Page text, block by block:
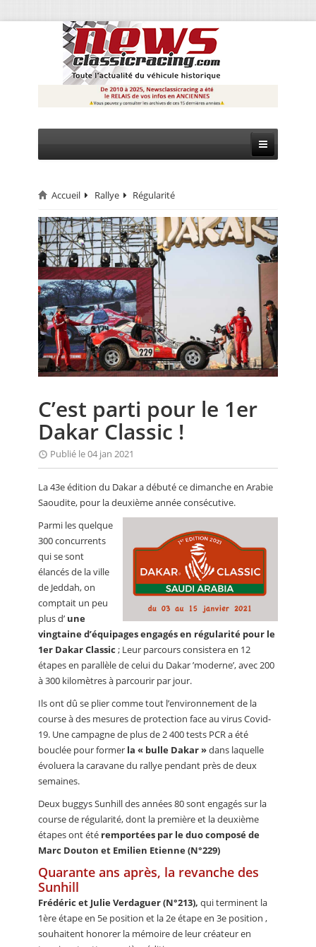
CIRCUIT
RALLYE
MONTAGNE
EVÈNEMENTS
CALENDRIER
FOCUS
ANNUAIRES
PETITES ANNONCES
Accueil Rallye Régularité
C’est parti pour le 1er
Dakar Classic !
Publié le 04 jan 2021
La 43e édition du Dakar a débuté ce dimanche en Arabie
Saoudite, pour la deuxième année consécutive.
Parmi les quelque
300 concurrents
qui se sont
élancés de la ville
de Jeddah, on
comptait un peu
plus d’ une
vingtaine d’équipages engagés en régularité pour le
1er Dakar Classic ; Leur parcours consistera en 12
étapes en parallèle de celui du Dakar ’moderne’, avec 200
à 300 kilomètres à parcourir par jour.
Ils ont dû se plier comme tout l’environnement de la
course à des mesures de protection face au virus Covid-
19. Une campagne de plus de 2 400 tests PCR a été
bouclée pour former la « bulle Dakar »dans laquelle
évoluera la caravane du rallye pendant près de deux
semaines.
Deux buggys Sunhill des années 80 sont engagés sur la
course de régularité, dont la première et la deuxième
étapes ont été remportées par le duo composé de
Marc Douton et Emilien Etienne (N°229)
Quarante ans après, la revanche des
Sunhill
Frédéric et Julie Verdaguer (N°213), qui terminent la
1ère étape en 5e position et la 2e étape en 3e position ,
souhaitent honorer la mémoire de leur créateur en